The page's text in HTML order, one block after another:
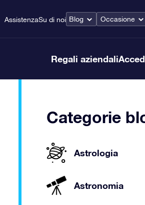
AssistenzaSu di noi Blog Occasione
Regali aziendali
Categorie
Astrologia
Astronomia